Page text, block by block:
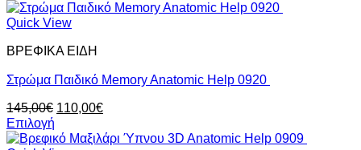
Quick View
ΒΡΕΦΙΚΑ ΕΙΔΗ
Στρώμα Παιδικό Memory Anatomic Help 0920
145,00€ Original
was:
110,00€Η
τιμή
Επιλογή
Αυτό